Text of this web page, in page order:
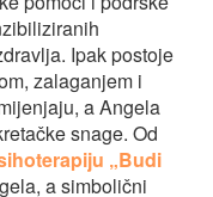
Ipak postoje
zalaganjem i
a Angela
snage. Od
„Budi
a simbolični